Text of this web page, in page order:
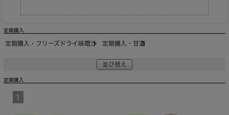
定期購入
定期購入・フリーズドライ味噌汁 定期購入・甘酒
並び替え
定期購入